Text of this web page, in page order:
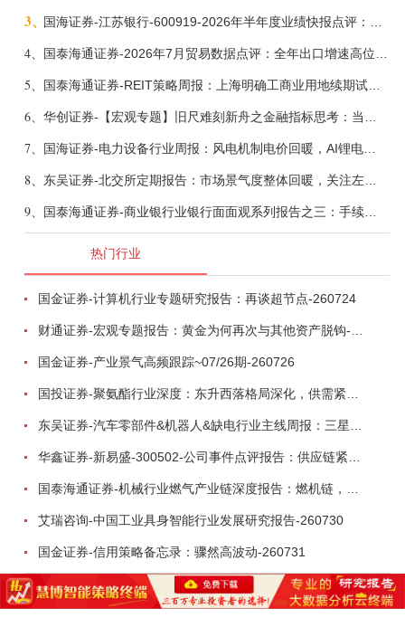
3、
4、
5、 国泰海通证券-REIT策略周报：上海明确工商业用地续期试行框架-260808
6、
7、 国海证券-电力设备行业周报：风电机制电价回暖，AI锂电全链维持高景气-260808
8、 东吴证券-北交所定期报告：市场景气度整体回暖，关注左侧窗口机会-260808
9、 国泰海通证券-商业银行业银行面面观系列报告之三：手续费收入，轻资本布局再发力-260808
热门行业
国金证券-计算机行业专题研究报告：再谈超节点-260724
国金证券-产业景气高频跟踪~07/26期-260726
艾瑞咨询-中国工业具身智能行业发展研究报告-260730
国金证券-信用策略备忘录：骤然高波动-260731